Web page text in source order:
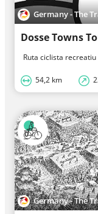
Germany - The
Dosse Towns
Ruta ciclista recreatiu
54,2 km
Germany - The